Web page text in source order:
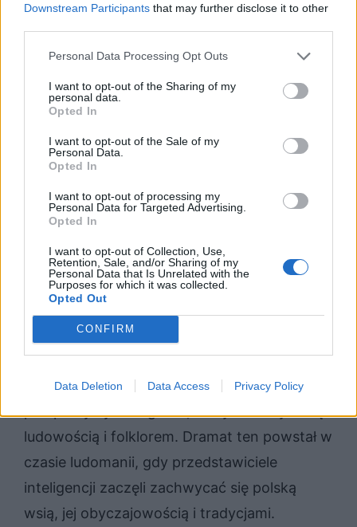
Downstream Participants that may further disclose it to other
Personal Data Processing Opt Outs
I want to opt-out of the Sharing of my
personal data.
Opted In
I want to opt-out of the Sale of my
Personal Data.
Opted In
I want to opt-out of processing my
Personal Data for Targeted Advertising.
Opted In
I want to opt-out of Collection, Use,
Retention, Sale, and/or Sharing of my
Personal Data that Is Unrelated with the
Purposes for which it was collected.
Opted Out
CONFIRM
Data Deletion Data Access Privacy Policy
Wesele – Stanisław Wyspiański
W „Weselu” Wyspiańskiego wieś i
społeczność chłopska przedstawione są z
perspektywy inteligenta, który zachwyca się
ludowością i folklorem. Dramat ten powstał w
czasie ludomanii, gdy przedstawiciele
inteligencji zaczęli zachwycać się polską
wsią, jej obyczajowością i tradycjami.